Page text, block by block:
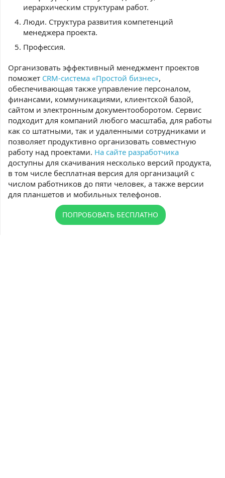
иерархическим структурам работ.
Люди. Структура развития компетенций
менеджера проекта.
Профессия.
Организовать эффективный менеджмент проектов
поможет CRM-система «Простой бизнес»,
обеспечивающая также управление персоналом,
финансами, коммуникациями, клиентской базой,
сайтом и электронным документооборотом. Сервис
подходит для компаний любого масштаба, для работы
как со штатными, так и удаленными сотрудниками и
позволяет продуктивно организовать совместную
работу над проектами. На сайте разработчика
доступны для скачивания несколько версий продукта,
в том числе бесплатная версия для организаций с
числом работников до пяти человек, а также версии
для планшетов и мобильных телефонов.
ПОПРОБОВАТЬ БЕСПЛАТНО